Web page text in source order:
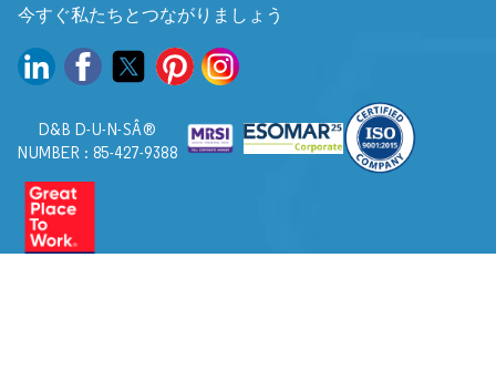
今すぐ私たちとつながりましょう
D&B D-U-N-SÂ®
NUMBER : 85-427-9388